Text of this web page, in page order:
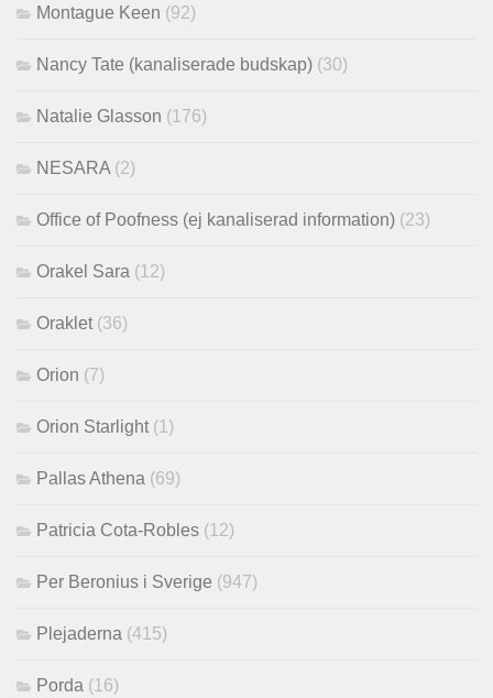
Montague Keen (92)
Nancy Tate (kanaliserade budskap) (30)
Natalie Glasson (176)
NESARA (2)
Office of Poofness (ej kanaliserad information) (23)
Orakel Sara (12)
Oraklet (36)
Orion (7)
Orion Starlight (1)
Pallas Athena (69)
Patricia Cota-Robles (12)
Per Beronius i Sverige (947)
Plejaderna (415)
Porda (16)